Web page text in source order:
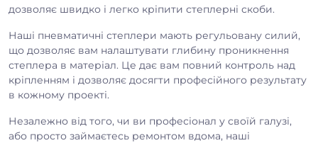
дозволяє швидко і легко кріпити степлерні скоби.
Наші пневматичні степлери мають регульовану силий,
що дозволяє вам налаштувати глибину проникнення
степлера в матеріал. Це дає вам повний контроль над
кріпленням і дозволяє досягти професійного результату
в кожному проекті.
Незалежно від того, чи ви професіонал у своїй галузі,
або просто займаєтесь ремонтом вдома, наші